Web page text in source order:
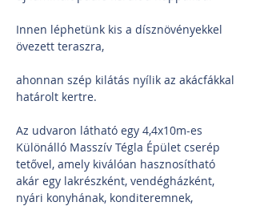
Innen léphetünk kis a dísznövényekkel
övezett teraszra,
ahonnan szép kilátás nyílik az akácfákkal
határolt kertre.
Az udvaron látható egy 4,4x10m-es
Különálló Masszív Tégla Épület cserép
tetővel, amely kiválóan hasznosítható
akár egy lakrészként, vendégházként,
nyári konyhának, konditeremnek,